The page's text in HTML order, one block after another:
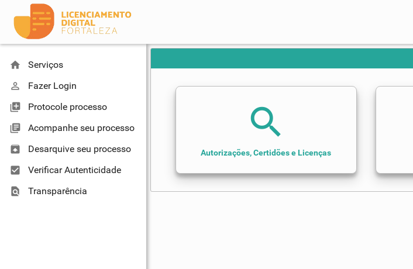
home Serviços
perm_identity Fazer Login
library_add Protocole processo
library_books Acompanhe seu processo
unarchive Desarquive seu processo
check_box Verificar Autenticidade
find_in_page Transparência
search
Autorizações, Certidões e Licenças